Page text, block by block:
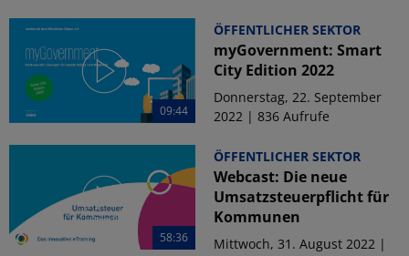
09:44
ÖFFENTLICHER SEKTOR
myGovernment: Smart
City Edition 2022
Donnerstag, 22. September
2022 | 836 Aufrufe
58:36
ÖFFENTLICHER SEKTOR
Webcast: Die neue
Umsatzsteuerpflicht für
Kommunen
Mittwoch, 31. August 2022 |